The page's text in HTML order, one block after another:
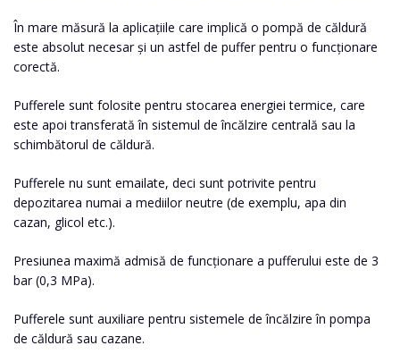
În mare măsură la aplicațiile care implică o pompă de căldură
este absolut necesar și un astfel de puffer pentru o funcționare
corectă.
Pufferele sunt folosite pentru stocarea energiei termice, care
este apoi transferată în sistemul de încălzire centrală sau la
schimbătorul de căldură.
Pufferele nu sunt emailate, deci sunt potrivite pentru
depozitarea numai a mediilor neutre (de exemplu, apa din
cazan, glicol etc.).
Presiunea maximă admisă de funcționare a pufferului este de 3
bar (0,3 MPa).
Pufferele sunt auxiliare pentru sistemele de încălzire în pompa
de căldură sau cazane.